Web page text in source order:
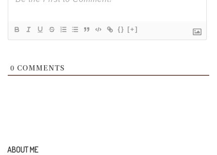
{} [+]
0 COMMENTS
ABOUT ME